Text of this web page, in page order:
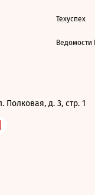
Техуспех
Ведомости
Полковая, д. 3, стр. 1